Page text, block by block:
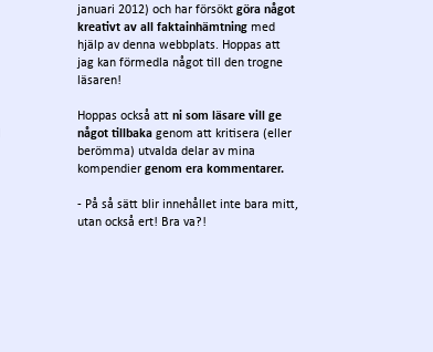
januari 2012) och har försökt göra något
kreativt av all faktainhämtning med
hjälp av denna webbplats. Hoppas att
jag kan förmedla något till den trogne
läsaren!
Hoppas också att ni som läsare vill ge
något tillbaka genom att kritisera (eller
berömma) utvalda delar av mina
kompendier genom era kommentarer.
- På så sätt blir innehållet inte bara mitt,
utan också ert! Bra va?!